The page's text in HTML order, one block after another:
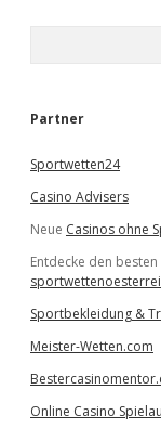
e
Partner
Sportwetten24
Casino Advisers
Neue Casinos ohne
Entdecke den
Sportbekleidung &
Meister-Wetten.com
Online Casino